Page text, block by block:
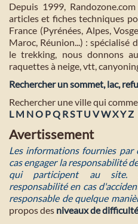
Depuis 1999,
articles et fiches techniques
France (Pyrénées, Alpes,
Maroc, Réunion...) : spécialisé
le trekking, nous donnons
raquettes à neige, vtt,
Rechercher un sommet, lac,
Rechercher une ville qui
L M NO PQ RST U VWXYZ
Avertissement
Les informations fournies
cas engager la responsabilité
qui participent au site.
responsabilité en cas
responsable de quelque
propos des niveaux de difficulté